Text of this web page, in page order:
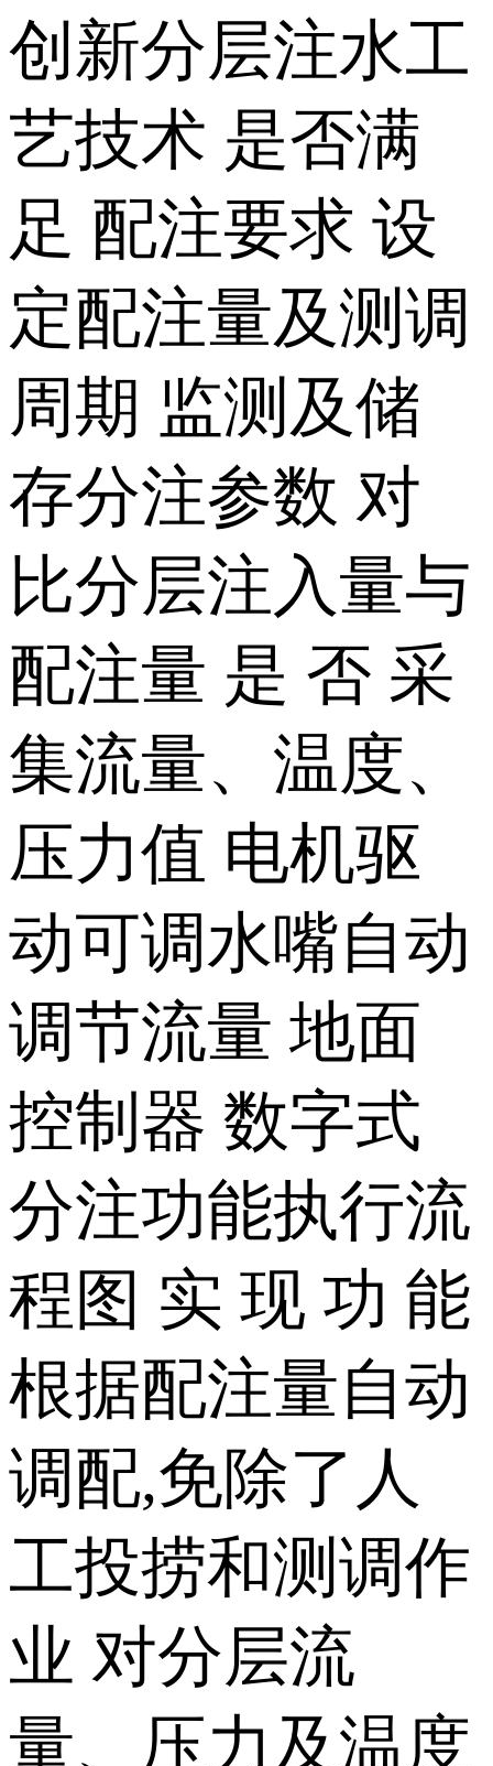
创新分层注水工
艺技术 是否满
足 配注要求 设
定配注量及测调
周期 监测及储
存分注参数 对
比分层注入量与
配注量 是 否 采
集流量、温度、
压力值 电机驱
动可调水嘴自动
调节流量 地面
控制器 数字式
分注功能执行流
程图 实 现 功 能
根据配注量自动
调配,免除了人
工投捞和测调作
业 对分层流
量、压力及温度